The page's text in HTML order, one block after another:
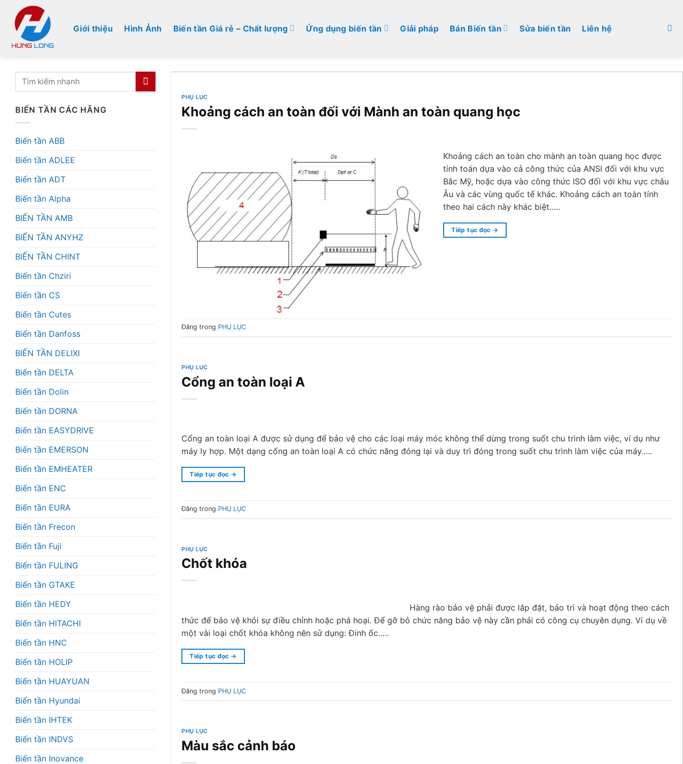
dung
Giới thiệu Hình Ảnh Biến tần Giá rẻ – Chất lượng Ứng dụng biến tần Giải pháp Bán Biến tần Sửa biến tần Liên hệ
BIẾN TẦN CÁC HÃNG
Biến tần ABB
Biến tần ADLEE
Biến tần ADT
Biến tần Alpha
BIẾN TẦN AMB
BIẾN TẦN ANYHZ
BIẾN TẦN CHINT
Biến tần Chziri
Biến tần CS
Biến tần Cutes
Biến tần Danfoss
BIẾN TẦN DELIXI
Biến tần DELTA
Biến tần Dolin
Biến tần DORNA
Biến tần EASYDRIVE
Biến tần EMERSON
Biến tần EMHEATER
Biến tần ENC
Biến tần EURA
Biến tần Frecon
Biến tần Fuji
Biến tần FULING
Biến tần GTAKE
Biến tần HEDY
Biến tần HITACHI
Biến tần HNC
Biến tần HOLIP
Biến tần HUAYUAN
Biến tần Hyundai
Biến tần IHTEK
Biến tần INDVS
Biến tần Inovance
PHỤ LỤC
Khoảng cách an toàn đối với Mành an toàn quang học
Khoảng cách an toàn cho mành an toàn quang học được
tính toán dựa vào cả công thức của ANSI đối với khu vực
Bắc Mỹ, hoặc dựa vào công thức ISO đối với khu vực châu
Âu và các vùng quốc tế khác. Khoảng cách an toàn tính
theo hai cách này khác biệt…..
Tiếp tục đọc →
Đăng trong PHỤ LỤC
PHỤ LỤC
Cổng an toàn loại A
Cổng an toàn loại A được sử dụng để bảo vệ cho các loại máy móc không thể dừng trong suốt chu trình làm việc, ví dụ như
máy ly hợp. Một dạng cổng an toàn loại A có chức năng đóng lại và duy trì đóng trong suốt chu trình làm việc của máy…..
Tiếp tục đọc →
Đăng trong PHỤ LỤC
PHỤ LỤC
Chốt khóa
Hàng rào bảo vệ phải được lắp đặt, bảo trì và hoạt động theo cách
thức để bảo vệ khỏi sự điều chỉnh hoặc phá hoại. Để gỡ bỏ chức năng bảo vệ này cần phải có công cụ chuyên dụng. Ví dụ về
một vài loại chốt khóa không nên sử dụng: Đinh ốc…..
Tiếp tục đọc →
Đăng trong PHỤ LỤC
PHỤ LỤC
Màu sắc cảnh báo